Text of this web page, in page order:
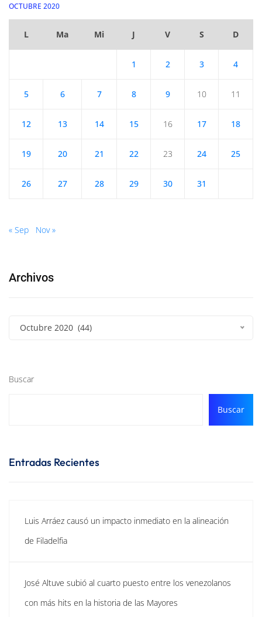
OCTUBRE 2020
L Ma Mi J V S D
1 2 3 4
5 6 7 8 9 10 11
12 13 14 15 16 17 18
19 20 21 22 23 24 25
26 27 28 29 30 31
« Sep Nov »
Archivos
Octubre 2020 (44)
Buscar
Buscar
Entradas Recientes
Luis Arráez causó un impacto inmediato en la alineación
de Filadelfia
José Altuve subió al cuarto puesto entre los venezolanos
con más hits en la historia de las Mayores